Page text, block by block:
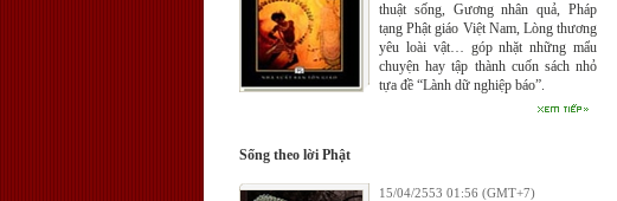
thuật sống, Gương nhân quả, Pháp
tạng Phật giáo Việt Nam, Lòng thương
yêu loài vật… góp nhặt những mẩu
chuyện hay tập thành cuốn sách nhỏ
tựa đề “Lành dữ nghiệp báo”.
Sống theo lời Phật
15/04/2553 01:56 (GMT+7)